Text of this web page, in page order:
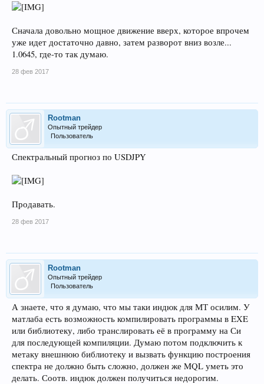
Сначала довольно мощное движение вверх, которое впрочем
уже идет достаточно давно, затем разворот вниз возле...
1.0645, где-то так думаю.
28 фев 2017
Rootman
Опытный трейдер
Пользователь
Спектральный прогноз по USDJPY
Продавать.
28 фев 2017
Rootman
Опытный трейдер
Пользователь
А знаете, что я думаю, что мы таки индюк для МТ осилим. У
матлаба есть возможность компилировать программы в EXE
или библиотеку, либо транслировать её в программу на Си
для последующей компиляции. Думаю потом подключить к
метаку внешнюю библиотеку и вызвать функцию построения
спектра не должно быть сложно, должен же MQL уметь это
делать. Соотв. индюк должен получиться недорогим.